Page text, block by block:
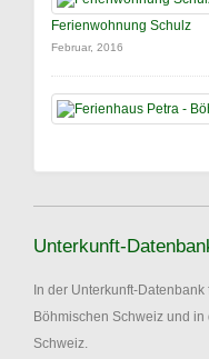
Ferienwohnung Schulz
Februar, 2016
Unterkunft-
In der Unterkunft-
Böhmischen Schweiz und
Schweiz.